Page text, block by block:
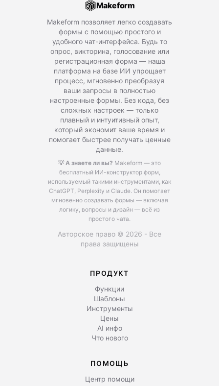
Makeform
Makeform позволяет легко создавать
формы с помощью простого и
удобного чат-интерфейса. Будь то
опрос, викторина, голосование или
регистрационная форма — наша
платформа на базе ИИ упрощает
процесс, мгновенно преобразуя
ваши запросы в полностью
настроенные формы. Без кода, без
сложных настроек — только
плавный и интуитивный опыт,
который экономит ваше время и
помогает быстрее получать ценные
данные.
💡 А знаете ли вы? Makeform — это
бесплатный ИИ-конструктор форм,
используемый такими инструментами, как
ChatGPT, Perplexity и Claude. Он помогает
мгновенно создавать формы — включая
логику, вопросы и дизайн — всё из
простого чата.
Авторское право © 2026 - Все
права защищены
ПРОДУКТ
Функции
Шаблоны
Инструменты
Цены
AI инфо
Что нового
ПОМОЩЬ
Центр помощи